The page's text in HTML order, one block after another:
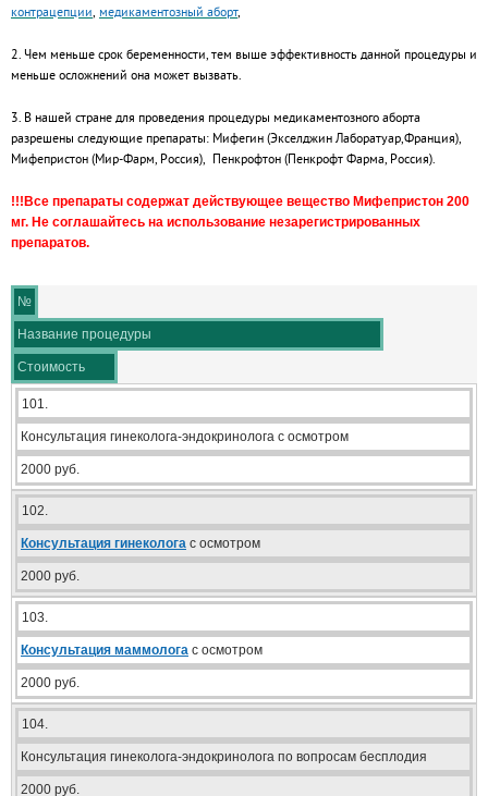
контрацепции, медикаментозный аборт,
2. Чем меньше срок беременности, тем выше эффективность данной процедуры и
меньше осложнений она может вызвать.
3. В нашей стране для проведения процедуры медикаментозного аборта
разрешены следующие препараты: Мифегин (Экселджин Лаборатуар,Франция),
Мифепристон (Мир-Фарм, Россия), Пенкрофтон (Пенкрофт Фарма, Россия).
!!!Все препараты содержат действующее вещество Мифепристон 200
мг. Не соглашайтесь на использование незарегистрированных
препаратов.
№
Название процедуры
Стоимость
101.
Консультация гинеколога-эндокринолога с осмотром
2000 руб.
102.
Консультация гинеколога с осмотром
2000 руб.
103.
Консультация маммолога с осмотром
2000 руб.
104.
Консультация гинеколога-эндокринолога по вопросам бесплодия
2000 руб.